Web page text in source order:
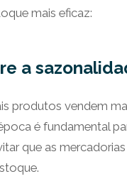
mais eficaz:
a
produtos vendem
é fundamental
que as